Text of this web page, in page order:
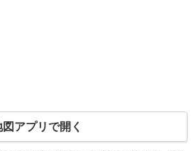
図アプリで開く